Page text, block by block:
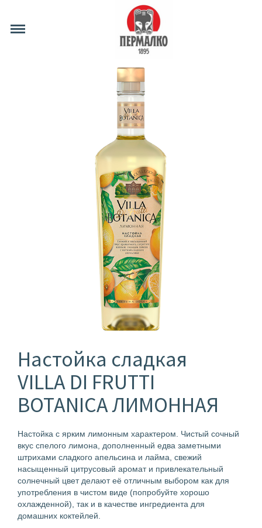
Настойка сладкая
VILLA DI FRUTTI
BOTANICA ЛИМОННАЯ
Настойка с ярким лимонным характером. Чистый сочный
вкус спелого лимона, дополненный едва заметными
штрихами сладкого апельсина и лайма, свежий
насыщенный цитрусовый аромат и привлекательный
солнечный цвет делают её отличным выбором как для
употребления в чистом виде (попробуйте хорошо
охлажденной), так и в качестве ингредиента для
домашних коктейлей.